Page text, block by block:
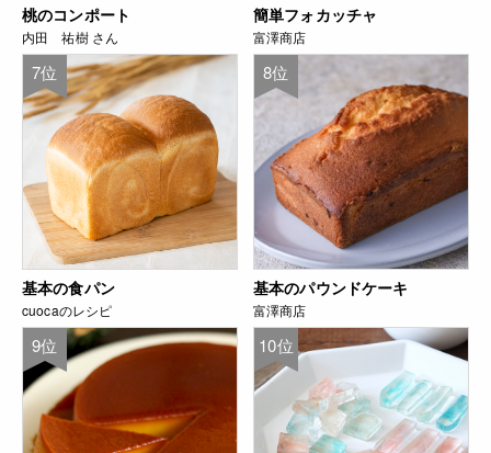
桃のコンポート
内田 祐樹 さん
簡単フォカッチャ
富澤商店
7位
基本の食パン
cuocaのレシピ
8位
基本のパウンドケーキ
富澤商店
9位 10位